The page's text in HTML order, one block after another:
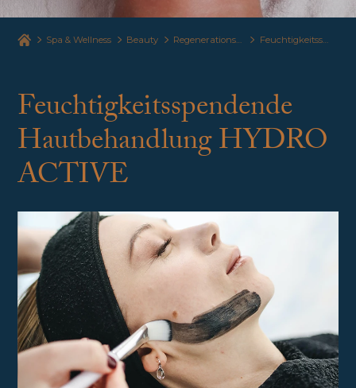
Spa & Wellness Beauty Regenerationsbehandlung des Gesichts Feuchtigkeitsspendende Hautbehandlung HYDRO ACTIVE
Feuchtigkeitsspendende
Hautbehandlung HYDRO
ACTIVE